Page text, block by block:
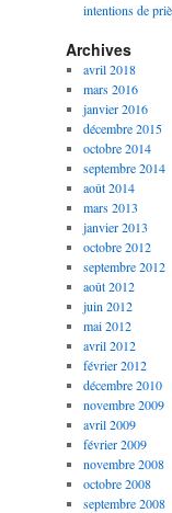
intentions de
Archives
avril 2018
mars 2016
janvier 2016
décembre 2015
octobre 2014
septembre 2014
août 2014
mars 2013
janvier 2013
octobre 2012
septembre 2012
août 2012
juin 2012
mai 2012
avril 2012
février 2012
décembre 2010
novembre 2009
avril 2009
février 2009
novembre 2008
octobre 2008
septembre 2008